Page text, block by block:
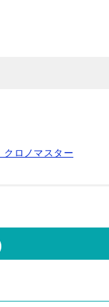
ロノマスター